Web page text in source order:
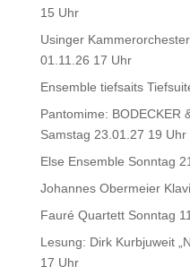
15 Uhr
Usinger
01.11.26 17 Uhr
Ensemble tiefsaits
Pantomime: BODECKER
Samstag 23.01.27 19 Uhr
Else Ensemble Sonntag
Johannes Obermeier
Fauré Quartett Sonntag
Lesung: Dirk Kurbjuweit
17 Uhr